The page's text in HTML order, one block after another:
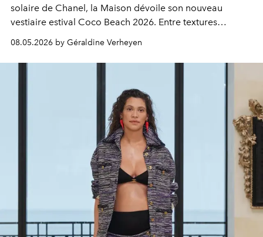
solaire de Chanel, la Maison dévoile son nouveau
vestiaire estival Coco Beach 2026. Entre textures
sensuelles, silhouettes libres et esprit balnéaire
réinventé, la collection trouve un écho naturel sur la côte
belge, où Chanel vient d’inaugurer sa boutique
avons capturé cette allure en mouvement dans les dunes
et sur la plage, là où le luxe prend l’air marin.
08.05.2026 by Géraldine Verheyen